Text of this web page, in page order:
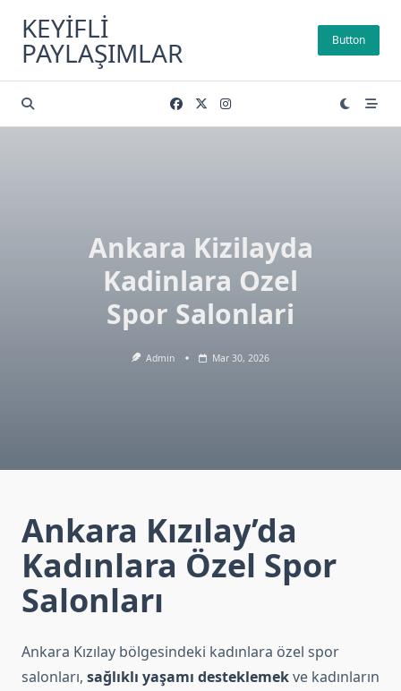
content
KEYIFLI
PAYLAŞIMLAR Button
Ankara Kizilayda
Kadinlara Ozel
Spor Salonlari
Admin Mar 30, 2026
Ankara Kızılay’da
Kadınlara Özel Spor
Salonları
Ankara Kızılay bölgesindeki kadınlara özel spor
salonları, sağlıklı yaşamı desteklemekve kadınların